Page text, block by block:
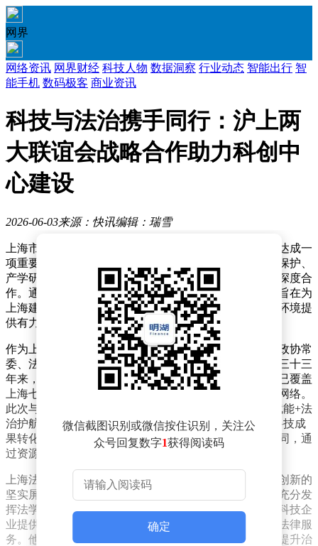
网界
网络资讯 网界财经 科技人物 数据洞察 行业动态 智能出行 智
能手机 数码极客 商业资讯
科技与法治携手同行：沪上两
大联谊会战略合作助力科创中
心建设
2026-06-03来源：快讯编辑：瑞雪
上海市科技企业联合会与上海法学家企业家联谊会近日达成一
项重要战略合作，双方将围绕科技法律服务、创新成果保护、
产学研法治协同以及科技企业合规治理等核心领域展开深度合
作。通过建立资源共享平台和长效合作机制，这一合作旨在为
上海建设具有全球影响力的科技创新中心和法治化营商环境提
供有力支持。
作为上海市科技企业联合会会长，章毅同时担任上海市政协常
委、法制委副主任等多个职务。他表示，该联合会成立三十三
年来，始终致力于推动创新成果转化和产业升级，目前已覆盖
上海七大战略性新兴产业，形成了覆盖全产业链的协同网络。
此次与上海法学家企业家联谊会的合作，将围绕“科技赋能+法
治护航”的双轮驱动模式展开，重点在知识产权保护、科技成
果转化合规以及科技企业国际化法律支持等领域深化协同，通
过资源整合和优势互补，为科技企业筑牢法治根基。
上海法学家企业家联谊会会长刘晓云指出，法治是科技创新的
坚实屏障，也是优化营商环境的核心要素。该联谊会将充分发
挥法学研究、法律实践与商业智慧的跨界融合优势，为科技企
业提供覆盖技术研发、成果交易、市场应用等全周期的法律服
务。他强调，此次合作将有效帮助科技企业防范风险、提升治
微信截图识别或微信按住识别，关注公
众号回复数字1获得阅读码
确定